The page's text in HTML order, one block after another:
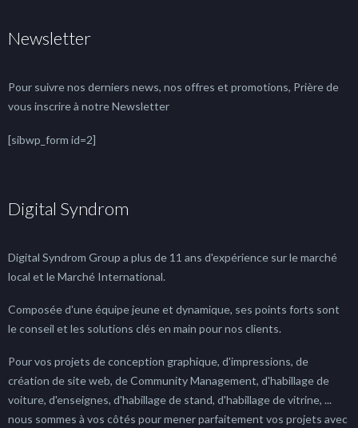
Newsletter
Pour suivre nos derniers news, nos offres et promotions, Prière de
vous inscrire à notre Newsletter
[sibwp_form id=2]
Digital Syndrom
Digital Syndrom Group a plus de 11 ans d'expérience sur le marché
local et le Marché International.
Composée d'une équipe jeune et dynamique, ses points forts sont
le conseil et les solutions clés en main pour nos clients.
Pour vos projets de conception graphique, d'impressions, de
création de site web, de Community Management, d'habillage de
voiture, d'enseignes, d'habillage de stand, d'habillage de vitrine, ...
nous sommes à vos côtés pour mener parfaitement vos projets avec